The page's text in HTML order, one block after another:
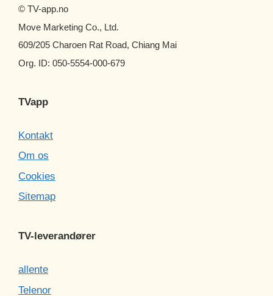
© TV-app.no
Move Marketing Co., Ltd.
609/205 Charoen Rat Road, Chiang Mai
Org. ID: 050-5554-000-679
TVapp
Kontakt
Om os
Cookies
Sitemap
TV-leverandører
allente
Telenor